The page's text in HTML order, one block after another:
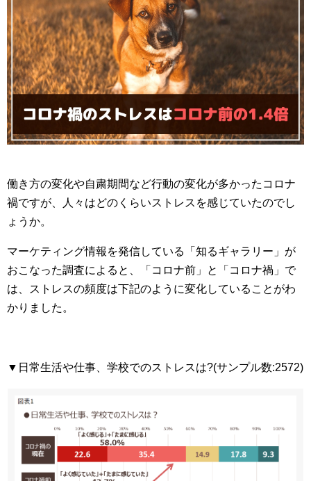
働き方の変化や自粛期間など行動の変化が多かったコロナ
禍ですが、人々はどのくらいストレスを感じていたのでし
ょうか。
マーケティング情報を発信している「知るギャラリー」が
おこなった調査によると、「コロナ前」と「コロナ禍」で
は、ストレスの頻度は下記のように変化していることがわ
かりました。
▼日常生活や仕事、学校でのストレスは?(サンプル数:2572)